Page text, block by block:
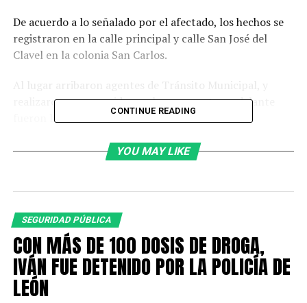
De acuerdo a lo señalado por el afectado, los hechos se
registraron en la calle principal y calle San José del
Clavel en la colonia San Carlos.
Al lugar arribaron agentes de Tránsito Municipal, y
realizaron un recorrido por la zona, metros adelante
fueron localizados y detenidos los presuntos
bordo de un vehículo.
Al momento de la detención se les aseguraron varios
artículos que fueron identificados por Eduardo, como de
su propiedad.
Los detenidos ya han participado en varios robos a
CONTINUE READING
YOU MAY LIKE
SEGURIDAD PÚBLICA
CON MÁS DE 100 DOSIS DE DROGA,
IVÁN FUE DETENIDO POR LA POLICÍA DE
LEÓN